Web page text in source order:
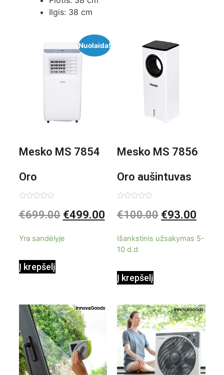
Ilgis: 38 cm
Nuolaida!
Mesko MS 7854
Oro
kondicionierius
0
iš
€699.00 €499.00
Yra sandėlyje
Į krepšelį
Mesko MS 7856
Oro aušintuvas
be ašmenų 3in1
0
iš
€100.00 €93.00
Išankstinis užsakymas 5-
10 d.d
Į krepšelį